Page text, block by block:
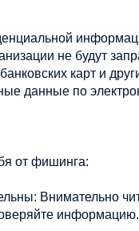
не будут
карт и
данные по
от фишинга:
Внимательно
информацию.